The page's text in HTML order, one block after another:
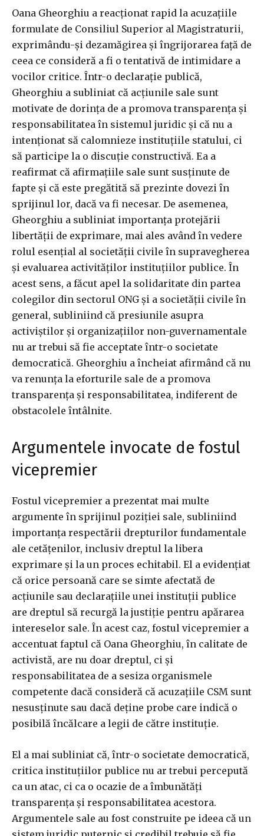
Oana Gheorghiu a reacționat rapid la acuzațiile
formulate de Consiliul Superior al Magistraturii,
exprimându-și dezamăgirea și îngrijorarea față de
ceea ce consideră a fi o tentativă de intimidare a
vocilor critice. Într-o declarație publică,
Gheorghiu a subliniat că acțiunile sale sunt
motivate de dorința de a promova transparența și
responsabilitatea în sistemul juridic și că nu a
intenționat să calomnieze instituțiile statului, ci
să participe la o discuție constructivă. Ea a
reafirmat că afirmațiile sale sunt susținute de
fapte și că este pregătită să prezinte dovezi în
sprijinul lor, dacă va fi necesar. De asemenea,
Gheorghiu a subliniat importanța protejării
libertății de exprimare, mai ales având în vedere
rolul esențial al societății civile în supravegherea
și evaluarea activităților instituțiilor publice. În
acest sens, a făcut apel la solidaritate din partea
colegilor din sectorul ONG și a societății civile în
general, subliniind că presiunile asupra
activiștilor și organizațiilor non-guvernamentale
nu ar trebui să fie acceptate într-o societate
democratică. Gheorghiu a încheiat afirmând că nu
va renunța la eforturile sale de a promova
transparența și responsabilitatea, indiferent de
obstacolele întâlnite.
Argumentele invocate de fostul
vicepremier
Fostul vicepremier a prezentat mai multe
argumente în sprijinul poziției sale, subliniind
importanța respectării drepturilor fundamentale
ale cetățenilor, inclusiv dreptul la libera
exprimare și la un proces echitabil. El a evidențiat
că orice persoană care se simte afectată de
acțiunile sau declarațiile unei instituții publice
are dreptul să recurgă la justiție pentru apărarea
intereselor sale. În acest caz, fostul vicepremier a
accentuat faptul că Oana Gheorghiu, în calitate de
activistă, are nu doar dreptul, ci și
responsabilitatea de a sesiza organismele
competente dacă consideră că acuzațiile CSM sunt
nesusținute sau dacă deține probe care indică o
posibilă încălcare a legii de către instituție.
El a mai subliniat că, într-o societate democratică,
critica instituțiilor publice nu ar trebui percepută
ca un atac, ci ca o ocazie de a îmbunătăți
transparența și responsabilitatea acestora.
Argumentele sale au fost construite pe ideea că un